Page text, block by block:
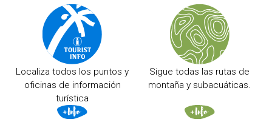
Localiza todos los puntos y
oficinas de información
turística
Sigue todas las rutas de
montaña y subacuáticas.